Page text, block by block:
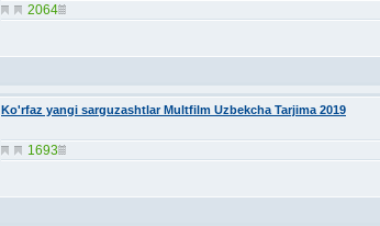
2064
Ko'rfaz yangi sarguzashtlar Multfilm Uzbekcha Tarjima 2019
1693